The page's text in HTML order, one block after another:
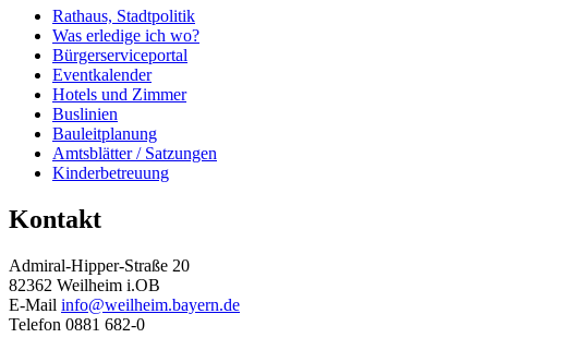
Rathaus, Stadtpolitik
Was erledige ich wo?
Bürgerserviceportal
Eventkalender
Hotels und Zimmer
Buslinien
Bauleitplanung
Amtsblätter / Satzungen
Kinderbetreuung
Kontakt
Admiral-Hipper-Straße 20
82362 Weilheim i.OB
E-Mail info@weilheim.bayern.de
Telefon 0881 682-0